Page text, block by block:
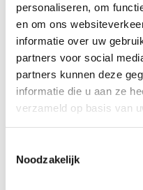
personaliseren, om
en om ons
informatie over uw
partners voor social
partners kunnen deze
informatie die u aan ze
verzameld op basis van
Noodzakelijk
Geef aan tot welk
KIES EEN DOMEIN
Jouw vraag